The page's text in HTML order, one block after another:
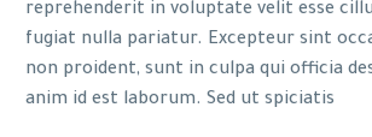
reprehenderit in voluptate velit esse
fugiat nulla pariatur. Excepteur sint
non proident, sunt in culpa qui officia
anim id est laborum. Sed ut spiciatis